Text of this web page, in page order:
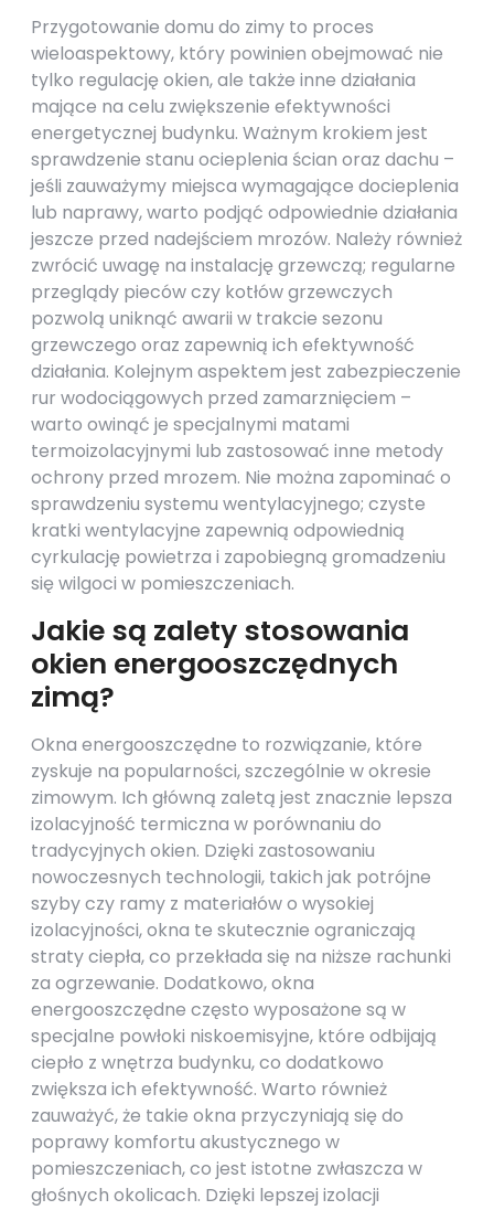
Przygotowanie domu do zimy to proces
wieloaspektowy, który powinien obejmować nie
tylko regulację okien, ale także inne działania
mające na celu zwiększenie efektywności
energetycznej budynku. Ważnym krokiem jest
sprawdzenie stanu ocieplenia ścian oraz dachu –
jeśli zauważymy miejsca wymagające docieplenia
lub naprawy, warto podjąć odpowiednie działania
jeszcze przed nadejściem mrozów. Należy również
zwrócić uwagę na instalację grzewczą; regularne
przeglądy pieców czy kotłów grzewczych
pozwolą uniknąć awarii w trakcie sezonu
grzewczego oraz zapewnią ich efektywność
działania. Kolejnym aspektem jest zabezpieczenie
rur wodociągowych przed zamarznięciem –
warto owinąć je specjalnymi matami
termoizolacyjnymi lub zastosować inne metody
ochrony przed mrozem. Nie można zapominać o
sprawdzeniu systemu wentylacyjnego; czyste
kratki wentylacyjne zapewnią odpowiednią
cyrkulację powietrza i zapobiegną gromadzeniu
się wilgoci w pomieszczeniach.
Jakie są zalety stosowania
okien energooszczędnych
zimą?
Okna energooszczędne to rozwiązanie, które
zyskuje na popularności, szczególnie w okresie
zimowym. Ich główną zaletą jest znacznie lepsza
izolacyjność termiczna w porównaniu do
tradycyjnych okien. Dzięki zastosowaniu
nowoczesnych technologii, takich jak potrójne
szyby czy ramy z materiałów o wysokiej
izolacyjności, okna te skutecznie ograniczają
straty ciepła, co przekłada się na niższe rachunki
za ogrzewanie. Dodatkowo, okna
energooszczędne często wyposażone są w
specjalne powłoki niskoemisyjne, które odbijają
ciepło z wnętrza budynku, co dodatkowo
zwiększa ich efektywność. Warto również
zauważyć, że takie okna przyczyniają się do
poprawy komfortu akustycznego w
pomieszczeniach, co jest istotne zwłaszcza w
głośnych okolicach. Dzięki lepszej izolacji